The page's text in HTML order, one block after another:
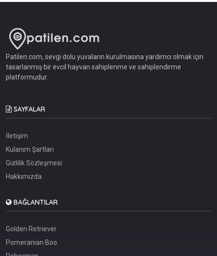
Patilen.com, sevgi dolu yuvaların kurulmasına yardımcı olmak için
tasarlanmış bir evcil hayvan sahiplenme ve sahiplendirme
platformudur.
SAYFALAR
İletişim
Kulanım Şartları
Gizlilik Sözleşmesi
Hakkımızda
BAĞLANTILAR
Golden Retriever
Pomeranian Boo